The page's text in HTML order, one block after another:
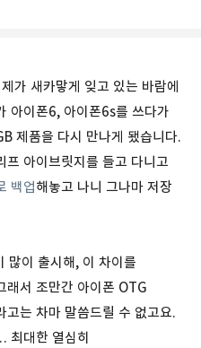
가 새카맣게 잊고 있는 바람에
아이폰6, 아이폰6s를 쓰다가
제품을 다시 만나게 됐습니다.
프 아이브릿지를 들고 다니고
백업해놓고 나니 그나마 저장
많이 출시해, 이 차이를
래서 조만간 아이폰 OTG
고는 차마 말씀드릴 수 없고요.
최대한 열심히